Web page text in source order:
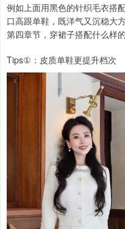
例如上面用黑色的针织毛衣搭
口高跟单鞋，既洋气又沉稳大方
第四章节，穿裙子搭配什么样
Tips①：皮质单鞋更提升档次